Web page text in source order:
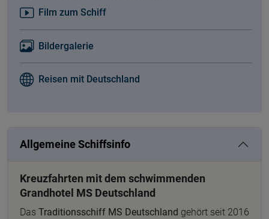
Film zum Schiff
Bildergalerie
Reisen mit Deutschland
Allgemeine Schiffsinfo
Kreuzfahrten mit dem schwimmenden
Grandhotel MS Deutschland
Das Traditionsschiff MS Deutschland gehört seit 2016